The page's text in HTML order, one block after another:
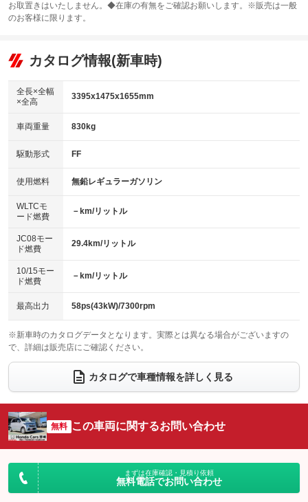
サンルーフ
：装備なし ABS
リフトアップ
：装備なし
：装備なし
パワーウィンドウ
アイドリングストップ
：装備あり
USB入力端子
：装備なし
100V電源
：装備なし
センターデフロック
：装備なし
電動格納ミラー
：装備あり
TV
：装備なし
ビジュアル
：装備なし
：装備なし
革シート
キーレス
HID(キセノンライト)
：装備なし
バックカメラ
：装備なし
エアロ
：装備なし
：装備なし
パワーシート
ベンチシート
：装備あり
チップアップシート
：装備なし
：装備なし ：装備あり
ウォークスルー
：装備なし
電動リアゲート フロントカメラ
：装備なし
：装備なし ：装備なし
サイドカメラ
：装備なし ルーフレール
：装備なし
：装備なし
：装備なし
お取置きはいたしません。◆在庫の有無をご確認お願いします。※販売は一般
のお客様に限ります。
カタログ情報(新車時)
全長×全幅
×全高
3395x1475x1655mm
車両重量 830kg
駆動形式 FF
使用燃料 無鉛レギュラーガソリン
WLTCモ
ード燃費
－km/リットル
JC08モー
ド燃費
29.4km/リットル
10/15モー
ド燃費
－km/リットル
最高出力 58ps(43kW)/7300rpm
※新車時のカタログデータとなります。実際とは異なる場合がございますの
で、詳細は販売店にご確認ください。
カタログで車種情報を詳しく見る
無料 この車両に関するお問い合わせ
まずは在庫確認・見積り依頼
無料電話でお問い合わせ